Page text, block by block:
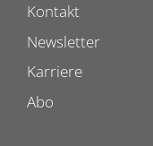
Kontakt
Newsletter
Karriere
Abo